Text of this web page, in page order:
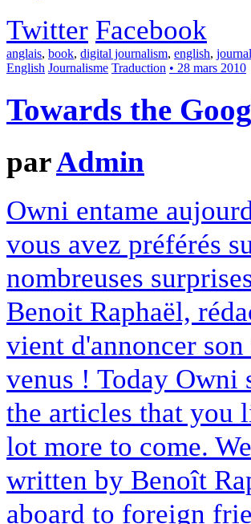
Twitter Facebook
anglais, book, digital journalism, english,
English Journalisme Traduction • 28 mars 2010
Towards the
parAdmin
Owni entame
vous avez préférés
nombreuses
Benoit Raphaël,
vient d'annoncer
venus ! Today Owni
the articles that you
lot more to come.
written by Benoît
aboard to foreign